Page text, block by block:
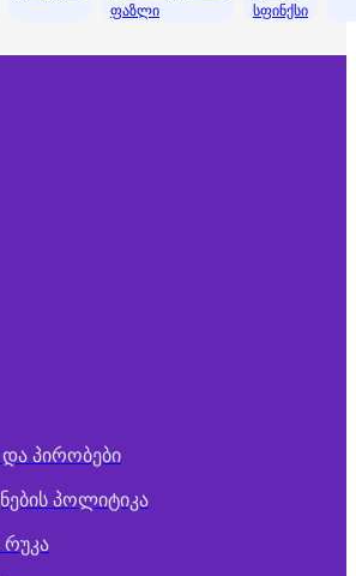
ფაზლი
სფინქსი
და პირობები
პოლიტიკა
რუკა